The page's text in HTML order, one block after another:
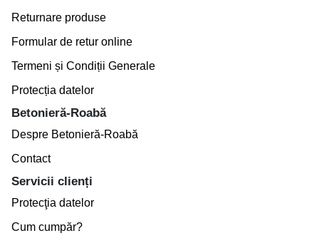
Returnare produse
Formular de retur online
Termeni și Condiții Generale
Protecția datelor
Betonieră-Roabă
Despre Betonieră-Roabă
Contact
Servicii clienți
Protecţia datelor
Cum cumpăr?